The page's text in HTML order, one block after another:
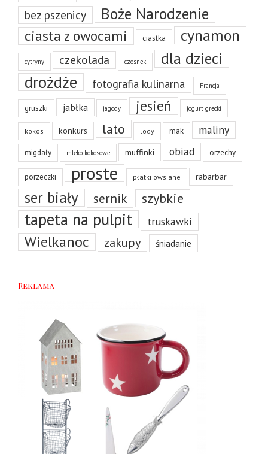
bez pszenicy Boże Narodzenie
ciasta z owocami ciastka cynamon
cytryny czekolada czosnek dla dzieci
drożdże fotografia kulinarna Francja
gruszki jabłka jagody jesień jogurt grecki
kokos konkurs lato lody mak maliny
migdały mleko kokosowe muffinki obiad orzechy
porzeczki proste płatki owsiane rabarbar
ser biały sernik szybkie
tapeta na pulpit truskawki
Wielkanoc zakupy śniadanie
Reklama